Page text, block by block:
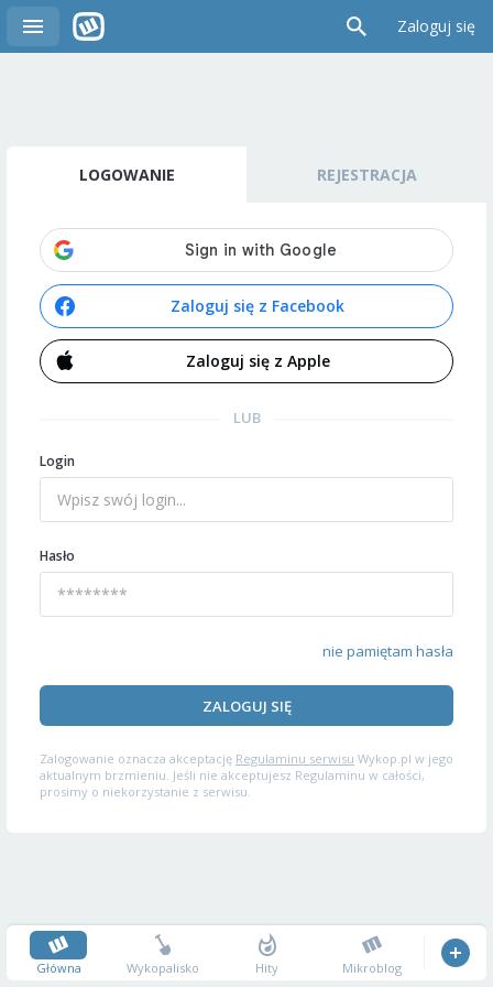
Zaloguj się
LOGOWANIE REJESTRACJA
Zaloguj się z Facebook
Zaloguj się z Apple
LUB
Login
Hasło
nie pamiętam hasła
ZALOGUJ SIĘ
Zalogowanie oznacza akceptację Regulaminu serwisu Wykop.pl w jego
aktualnym brzmieniu. Jeśli nie akceptujesz Regulaminu w całości,
prosimy o niekorzystanie z serwisu.
Główna Wykopalisko Hity Mikroblog